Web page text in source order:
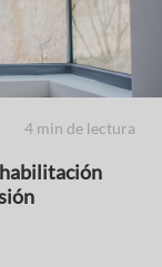
4 min de lectura